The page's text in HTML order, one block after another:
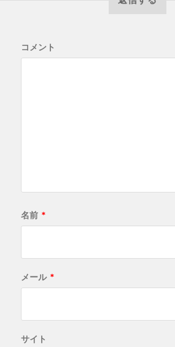
コメント
名前 *
メール *
サイト